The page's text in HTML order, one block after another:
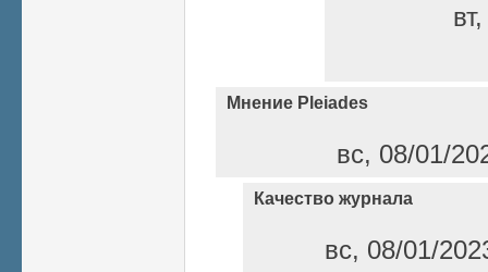
Мнение Pleiades
вс, 08/01/
Качество журнала
вс, 08/01/